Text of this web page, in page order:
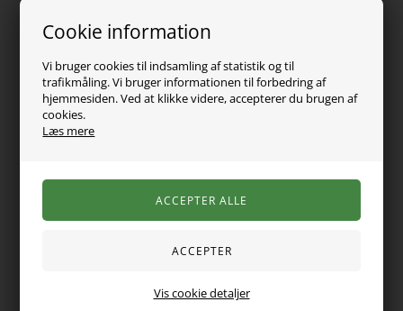
Cookie information
Vi bruger cookies til indsamling af statistik og til
trafikmåling. Vi bruger informationen til forbedring af
hjemmesiden. Ved at klikke videre, accepterer du brugen af
cookies.
Læs mere
Vis cookie detaljer
99,00DKK
rund i halsen og er lavet i en blød og lækker kvalitet. Blusen